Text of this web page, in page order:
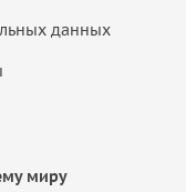
данных
миру